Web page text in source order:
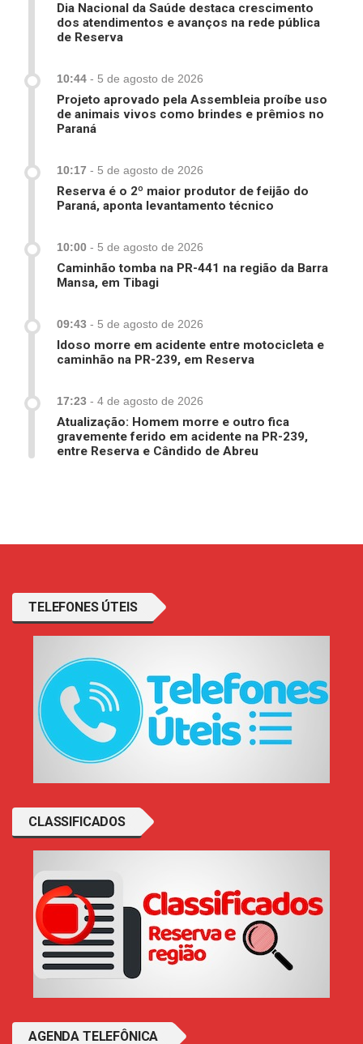
Dia Nacional da Saúde destaca crescimento
dos atendimentos e avanços na rede pública
de Reserva
10:44 - 5 de agosto de 2026
Projeto aprovado pela Assembleia proíbe uso
de animais vivos como brindes e prêmios no
Paraná
10:17 - 5 de agosto de 2026
Reserva é o 2º maior produtor de feijão do
Paraná, aponta levantamento técnico
10:00 - 5 de agosto de 2026
Caminhão tomba na PR-441 na região da Barra
Mansa, em Tibagi
09:43 - 5 de agosto de 2026
Idoso morre em acidente entre motocicleta e
caminhão na PR-239, em Reserva
17:23 - 4 de agosto de 2026
Atualização: Homem morre e outro fica
gravemente ferido em acidente na PR-239,
entre Reserva e Cândido de Abreu
TELEFONES ÚTEIS
CLASSIFICADOS
AGENDA TELEFÔNICA